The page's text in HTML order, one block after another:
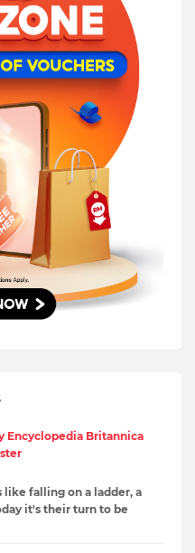
Encyclopedia Britannica
like falling on a ladder, a
it's their turn to be